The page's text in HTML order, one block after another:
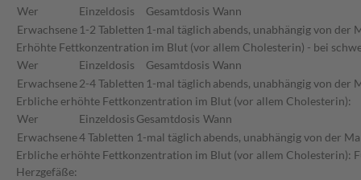
Wer
Einzeldosis Gesamtdosis Wann
Erwachsene 1-2 Tabletten 1-mal täglich abends, unabhängig von der
Erhöhte Fettkonzentration im Blut (vor allem Cholesterin) - bei
Wer
Einzeldosis Gesamtdosis Wann
Erwachsene2-4 Tabletten 1-mal täglich abends, unabhängig von der
Erbliche erhöhte Fettkonzentration im Blut (vor allem Cholesterin):
Wer
Einzeldosis Gesamtdosis Wann
Erwachsene4 Tabletten 1-mal täglich abends, unabhängig von der
Erbliche erhöhte Fettkonzentration im Blut (vor allem Cholesterin):
Herzgefäße: